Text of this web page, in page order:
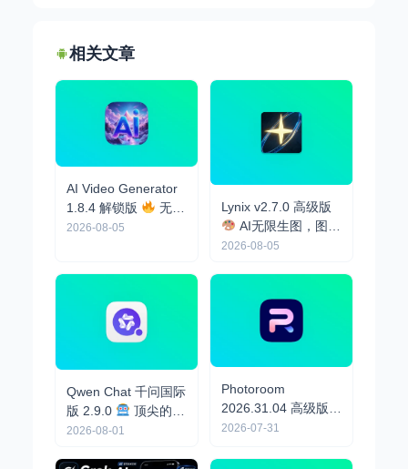
相关文章
AI Video Generator
1.8.4 解锁版
无限
AI视频生成
2026-08-05
Lynix v2.7.0 高级版
AI无限生图，图生
视频
2026-08-05
Qwen Chat 千问国际
版 2.9.0
顶尖的AI
助手，支持AI生图、
2026-08-01
Photoroom
2026.31.04 高级版
法国大厂顶尖AI生
2026-07-31